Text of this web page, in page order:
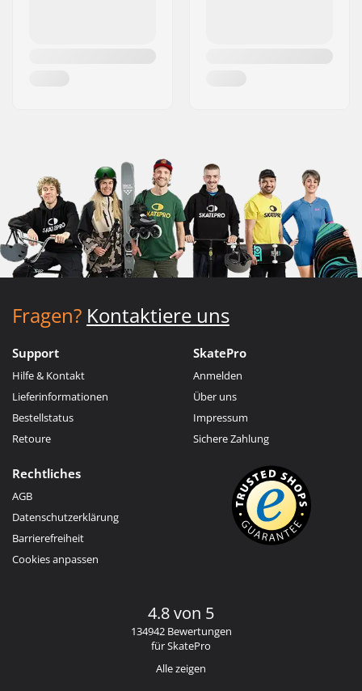
Fragen? Kontaktiere uns
Support
Hilfe & Kontakt
Lieferinformationen
Bestellstatus
Retoure
SkatePro
Anmelden
Über uns
Impressum
Sichere Zahlung
Rechtliches
AGB
Datenschutzerklärung
Barrierefreiheit
Cookies anpassen
4.8 von 5
134942 Bewertungen
für SkatePro
Alle zeigen